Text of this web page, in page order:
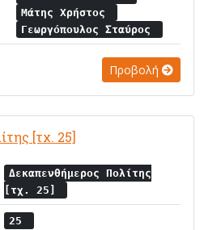
Μάτης Χρήστος
Γεωργόπουλος Σταύρος
Προβολή
[τχ. 25]
Δεκαπενθήμερος Πολίτης
[τχ. 25]
25